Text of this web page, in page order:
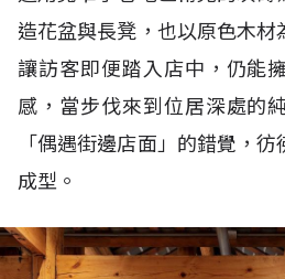
造花盆與長凳，也以原色木
讓訪客即便踏入店中，仍能
感，當步伐來到位居深處的
「偶遇街邊店面」的錯覺，
成型。